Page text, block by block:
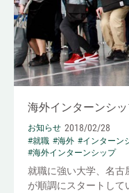
海外インターンシ
お知らせ 2018/02/28
#就職 #海外 #インターン
#海外インターンシップ
就職に強い大学、名古
が順調にスタートし